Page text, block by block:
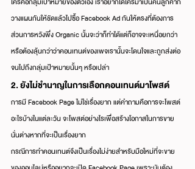
วางแผนกันให้ชัดแล้วไปซื้อ Facebook Ad กันให้ตรงที่ต้องการ
ส่วนการหวังพึ่ง Organic นั้นจะว่าก็ทำได้แต่ก็อาจจะเหนื่อยกว่า
หรือต้องลุ้นกว่าว่าคอนเทนต์ของเพจเรานั้นจะโดนใจและถูกส่งต่อ
จนไปถึงกลุ่มเป้าหมายนั้นๆ หรือเปล่า
2. ยังไม่ชำนาญในการเลือกคอนเทนต์มาโพสต์
การมี Facebook Page ไม่ใช่เรื่องยาก แต่คำถามคือการจะโพสต์
อะไรบ้างในแต่ละวัน จะโพสต์อย่างไรเพื่อสร้างโอกาสในการขาย
นั่นต่างหากที่จะเป็นเรื่องยาก
กรณีการทำคอนเทนต์จึงเป็นเรื่องไม่ง่ายสำหรับมือใหม่ที่จะขาย